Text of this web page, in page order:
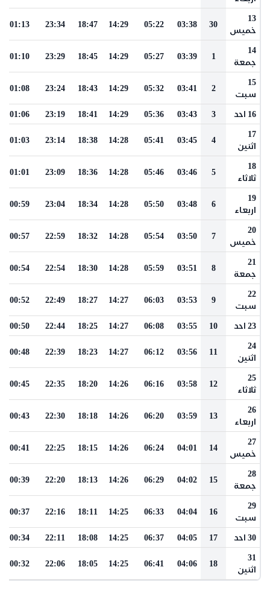
13
خميس
30
03:38
05:22
14:29
18:47
23:34
01:13
14
جمعة
1
03:39
05:27
14:29
18:45
23:29
01:10
15
سبت
2
03:41
05:32
14:29
18:43
23:24
01:08
16 احد 3
03:43
05:36
14:29
18:41
23:19
01:06
17
اثنين
4
03:45
05:41
14:28
18:38
23:14
01:03
18
ثلاثاء
5
03:46
05:46
14:28
18:36
23:09
01:01
19
اربعاء
6
03:48
05:50
14:28
18:34
23:04
00:59
20
خميس
7
03:50
05:54
14:28
18:32
22:59
00:57
21
جمعة
8
03:51
05:59
14:28
18:30
22:54
00:54
22
سبت
9
03:53
06:03
14:27
18:27
22:49
00:52
23 احد 10
03:55
06:08
14:27
18:25
22:44
00:50
24
اثنين
11
03:56
06:12
14:27
18:23
22:39
00:48
25
ثلاثاء
12
03:58
06:16
14:26
18:20
22:35
00:45
26
اربعاء
13
03:59
06:20
14:26
18:18
22:30
00:43
27
خميس
14
04:01
06:24
14:26
18:15
22:25
00:41
28
جمعة
15
04:02
06:29
14:26
18:13
22:20
00:39
29
سبت
16
04:04
06:33
14:25
18:11
22:16
00:37
30 احد 17
04:05
06:37
14:25
18:08
22:11
00:34
31
اثنين
18
04:06
06:41
14:25
18:05
22:06
00:32